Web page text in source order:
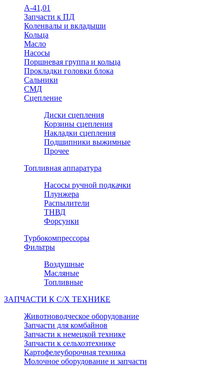
А-41,01
Запчасти к ПД
Коленвалы и вкладыши
Кольца
Масло
Насосы
Поршневая группа и кольца
Прокладки головки блока
Сальники
СМД
Сцепление
Диски сцепления
Корзины сцепления
Накладки сцепления
Подшипники выжимные
Прочее
Топливная аппаратура
Насосы ручной подкачки
Плунжера
Распылители
ТНВД
Форсунки
Турбокомпрессоры
Фильтры
Воздушные
Масляные
Топливные
ЗАПЧАСТИ К С/Х ТЕХНИКЕ
Животноводческое оборудование
Запчасти для комбайнов
Запчасти к немецкой технике
Запчасти к сельхозтехнике
Картофелеуборочная техника
Молочное оборудование и запчасти